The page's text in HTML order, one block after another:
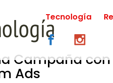
Tecnología
Campaña con
Ads